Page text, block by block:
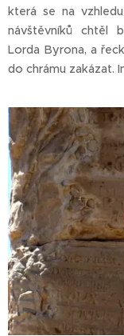
která se na
návštěvníků chtěl
Lorda Byrona, a
do chrámu zakázat.